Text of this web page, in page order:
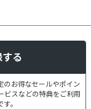
る
のお得なセールやポイン
ビスなどの特典をご利用
す。